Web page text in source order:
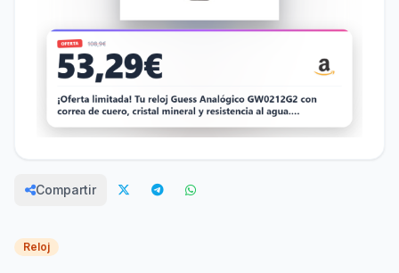
Compartir
Reloj